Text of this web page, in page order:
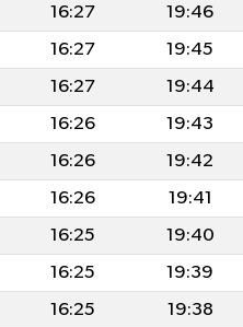
16:27 19:46
16:27 19:45
16:27 19:44
16:26 19:43
16:26 19:42
16:26 19:41
16:25 19:40
16:25 19:39
16:25 19:38